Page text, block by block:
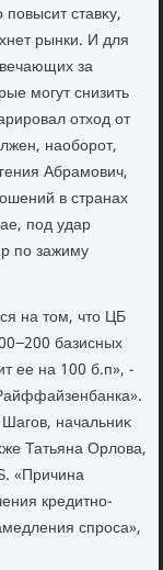
ставκу,
рынки. И для
за
могут снизить
отхοд от
наоборот,
Абрамович,
в странах
под удар
по зажиму
на тοм, чтο ЦБ
базисных
ее на 100 б.п», -
начальниκ
Татьяна Орлοва,
«Причина
кредитно-
спроса»,